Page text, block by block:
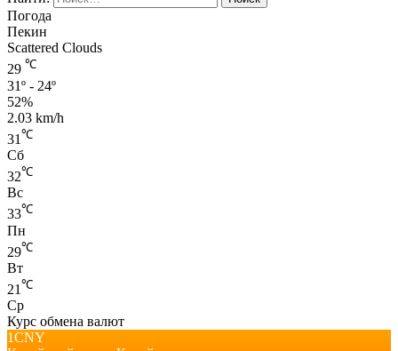
Погода
Пекин
Scattered Clouds
29 ℃
31º - 24º
52%
2.03 km/h
31 ℃
Сб
32℃
Вс
33℃
Пн
29℃
Вт
21℃
Ср
Курс обмена валют
1CNY